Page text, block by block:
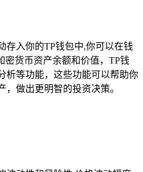
存入你的TP钱包中,你可以在钱
密货币资产余额和价值，TP钱
析等功能，这些功能可以帮助你
，做出更明智的投资决策。